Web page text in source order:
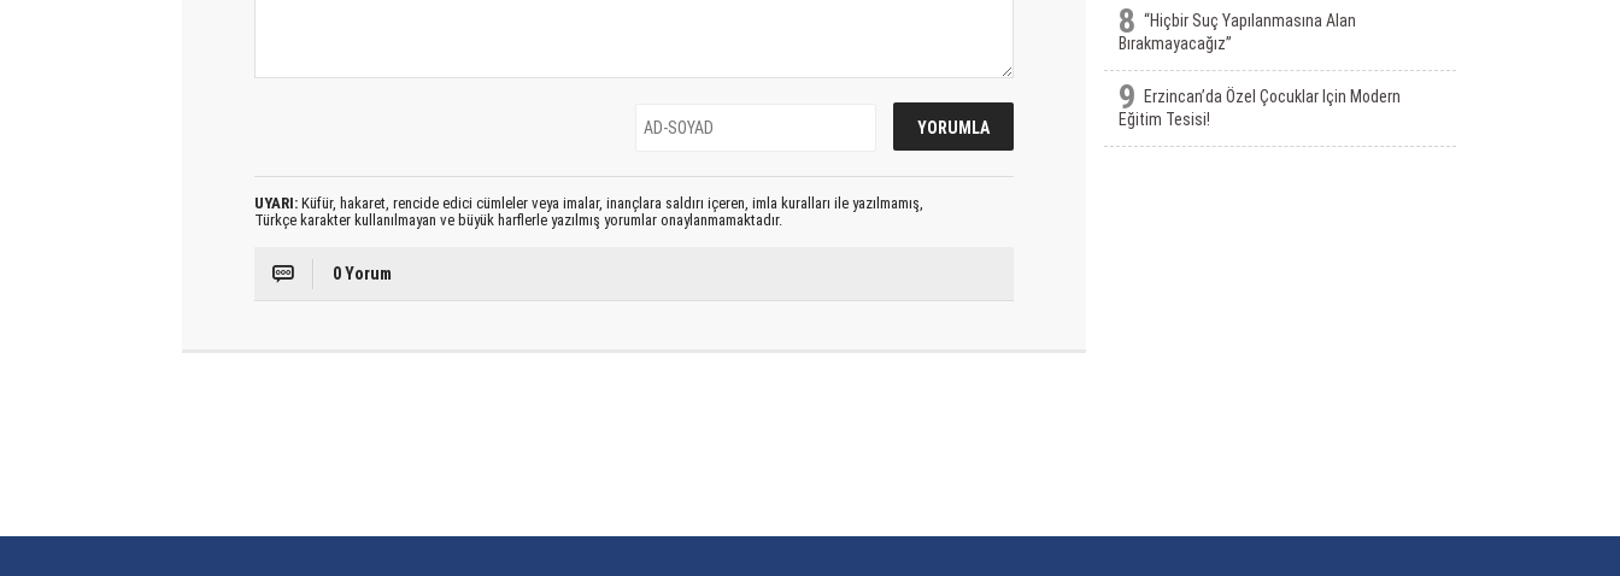
UYARI:Küfür, hakaret, rencide edici cümleler veya imalar, inançlara saldırı içeren, imla kuralları ile yazılmamış,
Türkçe karakter kullanılmayan ve büyük harflerle yazılmış yorumlar onaylanmamaktadır.
0 Yorum
8 “Hiçbir Suç Yapılanmasına Alan
Bırakmayacağız”
9
Erzincan’da Özel Çocuklar Için Modern
Eğitim Tesisi!